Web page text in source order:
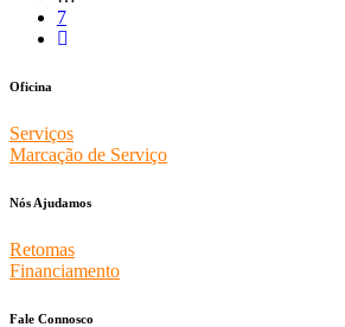
7
Oficina
Serviços
Marcação de Serviço
Nós Ajudamos
Retomas
Financiamento
Fale Connosco